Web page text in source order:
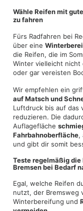
Wähle Reifen mit
zu fahren
Fürs Radfahren bei
über eine
die Reifen, die im
Winter vielleicht nicht
oder gar vereisten
Wir empfehlen ein
auf Matsch und
Luftdruck bis auf das
reduzieren. Die
Auflagefläche
Fahrbahnoberfläche,
und gibt dir somit
Teste regelmäßig
Bremsen bei Bedarf
Egal, welche Reifen
nutzt, der Bremsweg
Winterbereifung und